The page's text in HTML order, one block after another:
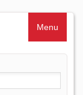
Menu